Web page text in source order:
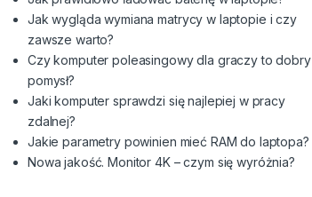
Jak wygląda wymiana matrycy w laptopie i czy
zawsze warto?
Czy komputer poleasingowy dla graczy to dobry
pomysł?
Jaki komputer sprawdzi się najlepiej w pracy
zdalnej?
Jakie parametry powinien mieć RAM do laptopa?
Nowa jakość. Monitor 4K – czym się wyróżnia?